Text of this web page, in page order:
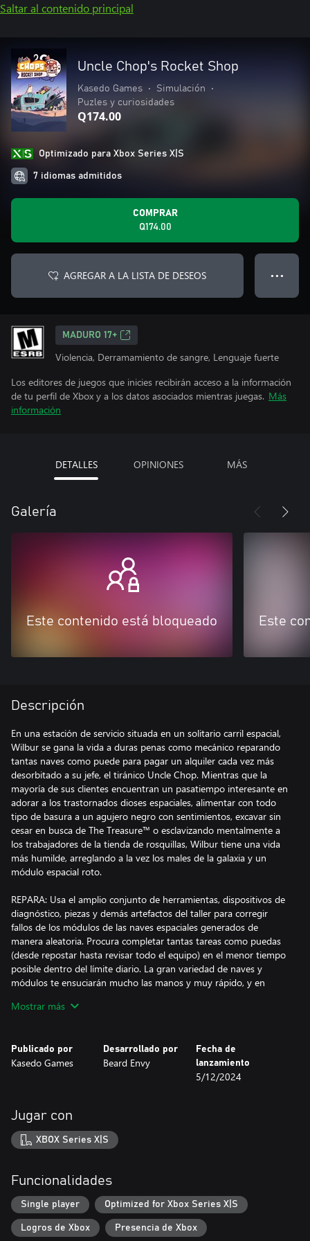
Saltar al contenido principal
Uncle Chop's Rocket Shop
Kasedo Games • Simulación
•
Puzles y curiosidades
Q174.00
Optimizado para Xbox Series X|S
7 idiomas admitidos
COMPRAR
Q174.00
AGREGAR A LA LISTA DE DESEOS ● ● ●
MADURO 17+
Violencia, Derramamiento de sangre, Lenguaje fuerte
Los editores de juegos que inicies recibirán acceso a la información
de tu perfil de Xbox y a los datos asociados mientras juegas. Más
información
DETALLES OPINIONES MÁS
Galería
Este contenido está bloqueado Este
Descripción
En una estación de servicio situada en un solitario carril espacial,
Wilbur se gana la vida a duras penas como mecánico reparando
tantas naves como puede para pagar un alquiler cada vez más
desorbitado a su jefe, el tiránico Uncle Chop. Mientras que la
mayoría de sus clientes encuentran un pasatiempo interesante en
adorar a los trastornados dioses espaciales, alimentar con todo
tipo de basura a un agujero negro con sentimientos, excavar sin
cesar en busca de The Treasure™ o esclavizando mentalmente a
los trabajadores de la tienda de rosquillas, Wilbur tiene una vida
más humilde, arreglando a la vez los males de la galaxia y un
módulo espacial roto.
REPARA: Usa el amplio conjunto de herramientas, dispositivos de
diagnóstico, piezas y demás artefactos del taller para corregir
fallos de los módulos de las naves espaciales generados de
manera aleatoria. Procura completar tantas tareas como puedas
(desde repostar hasta revisar todo el equipo) en el menor tiempo
posible dentro del límite diario. La gran variedad de naves y
módulos te ensuciarán mucho las manos y muy rápido, y en
manos en sitios de lo más inusuales! ¡Prepárate para ensuciarte
LEE: Presume de tus conocimientos básicos consultando las
páginas del manual para orientarte sobre el diagnóstico y la
corrección de errores en los módulos de la nave espacial, así
lectura no es santo de tu devoción, siempre puedes echar un
vistazo a los diagramas. Tantos años montando muebles de IKEA
tenían que servir para algo, ¿no?
que Uncle Chop no te quita, amplía tu taller y equípalo con todo
altares esotéricos. Estas estaciones de trabajo te permitirán
reparar naves más grandes y lucrativas.
Mostrar más
Publicado por
Kasedo Games
Desarrollado por
Beard Envy
Fecha de
lanzamiento
5/12/2024
Jugar con
XBOX Series X|S
Funcionalidades
Single player Optimized for Xbox Series X|S
Logros de Xbox Presencia de Xbox